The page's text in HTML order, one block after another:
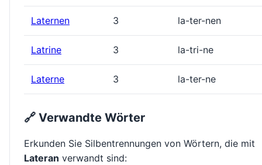
Laternen 3 la-ter-nen
Latrine 3 la-tri-ne
Laterne 3 la-ter-ne
🔗 Verwandte Wörter
Erkunden Sie Silbentrennungen von Wörtern, die mit
Lateran verwandt sind: